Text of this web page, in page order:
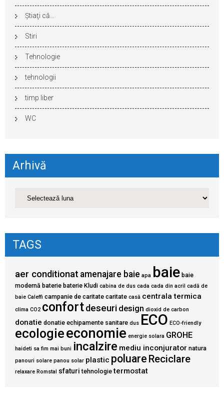
Ştiaţi că…
Stiri
Tehnologie
tehnologii
timp liber
WC
Arhivă
TAGS
aer conditionat amenajare baie apa baie baie
modernă baterie baterie Kludi cabina de dus cada cada din acril cadă de
baie Caleffi campanie de caritate caritate casă centrala termica
clima CO2 confortdeseuri design dioxid de carbon
donatie donatie echipamente sanitare dus ECO ECO-friendly
ecologieeconomie energie solara GROHE
haideti sa fim mai buni incalzire mediu inconjurator natura
panouri solare panou solar plastic poluare Reciclare
relaxare Romstal sfaturi tehnologie termostat